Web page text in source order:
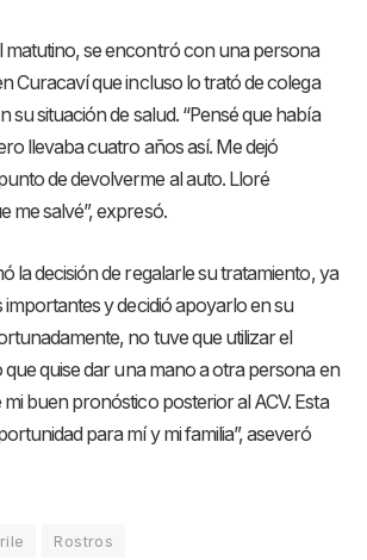
matutino, se encontró con una persona
Curacaví que incluso lo trató de colega
su situación de salud. “Pensé que había
llevaba cuatro años así. Me dejó
de devolverme al auto. Lloré
me salvé”, expresó.
la decisión de regalarle su tratamiento, ya
importantes y decidió apoyarlo en su
no tuve que utilizar el
quise dar una mano a otra persona en
buen pronóstico posterior al ACV. Esta
para mí y mi familia”, aseveró
Rostros